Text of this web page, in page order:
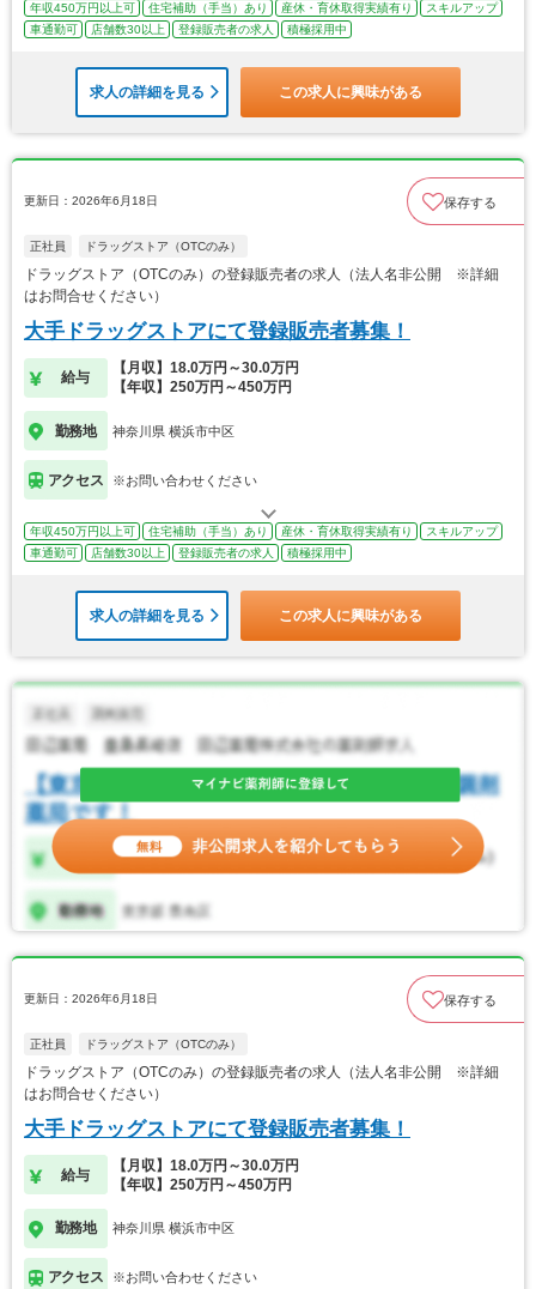
年収450万円以上可 住宅補助（手当）あり 産休・育休取得実績有り
スキルアップ
車通勤可
店舗数30以上 登録販売者の求人 積極採用中
求人の詳細を見る この求人に興味がある
更新日：2026年6月18日 保存する
正社員 ドラッグストア（OTCのみ）
ドラッグストア（OTCのみ）の登録販売者の求人（法人名非公開 ※詳細
はお問合せください）
大手ドラッグストアにて登録販売者募集！
給与
【月収】18.0万円～30.0万円
【年収】250万円～450万円
勤務地 神奈川県 横浜市中区
アクセス ※お問い合わせください
年収450万円以上可 住宅補助（手当）あり 産休・育休取得実績有り
スキルアップ
車通勤可
店舗数30以上 登録販売者の求人 積極採用中
求人の詳細を見る この求人に興味がある
更新日：2026年6月18日 保存する
正社員 ドラッグストア（OTCのみ）
ドラッグストア（OTCのみ）の登録販売者の求人（法人名非公開 ※詳細
はお問合せください）
大手ドラッグストアにて登録販売者募集！
給与
【月収】18.0万円～30.0万円
【年収】250万円～450万円
勤務地 神奈川県 横浜市中区
アクセス ※お問い合わせください